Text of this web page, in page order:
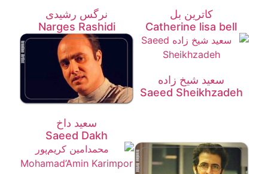
کاترین بل
Catherine lisa bell
نرگس رشیدی
Narges Rashidi
سعید شیخ زاده
Saeed Sheikhzadeh
سعید داخ
Saeed Dakh